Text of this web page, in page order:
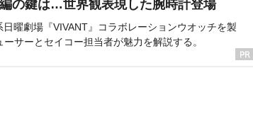
編の鍵は…世界観表現した腕時計登場
曜劇場『VIVANT』コラボレーションウオッチを製
サーとセイコー担当者が魅力を解説する。